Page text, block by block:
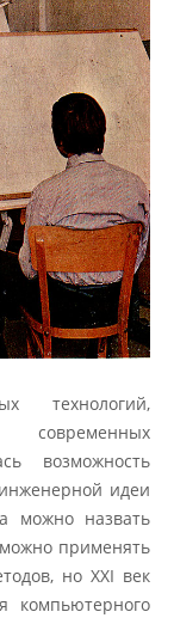
технологий,
современных
возможность
идеи
можно назвать
применять
но XXI век
компьютерного